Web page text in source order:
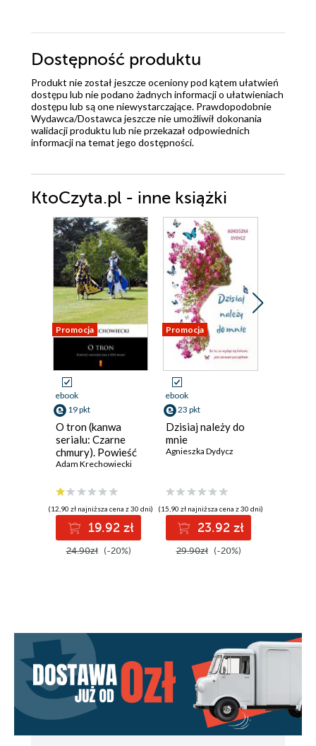
Dostępność produktu
Produkt nie został jeszcze oceniony pod kątem ułatwień
dostępu lub nie podano żadnych informacji o ułatwieniach
dostępu lub są one niewystarczające. Prawdopodobnie
Wydawca/Dostawca jeszcze nie umożliwił dokonania
walidacji produktu lub nie przekazał odpowiednich
informacji na temat jego dostępności.
KtoCzyta.pl - inne książki
Promocja
ebook
19 pkt
O tron (kanwa
serialu: Czarne
chmury). Powieść
historyczna z XVII
Adam Krechowiecki
(12,90 zł najniższa cena z 30 dni)
19.92 zł
24.90zł (-20%)
Promocja
ebook
23 pkt
Dzisiaj należy do
mnie
Agnieszka Dydycz
(15,90 zł najniższa cena z 30 dni)
23.92 zł
29.90zł (-20%)